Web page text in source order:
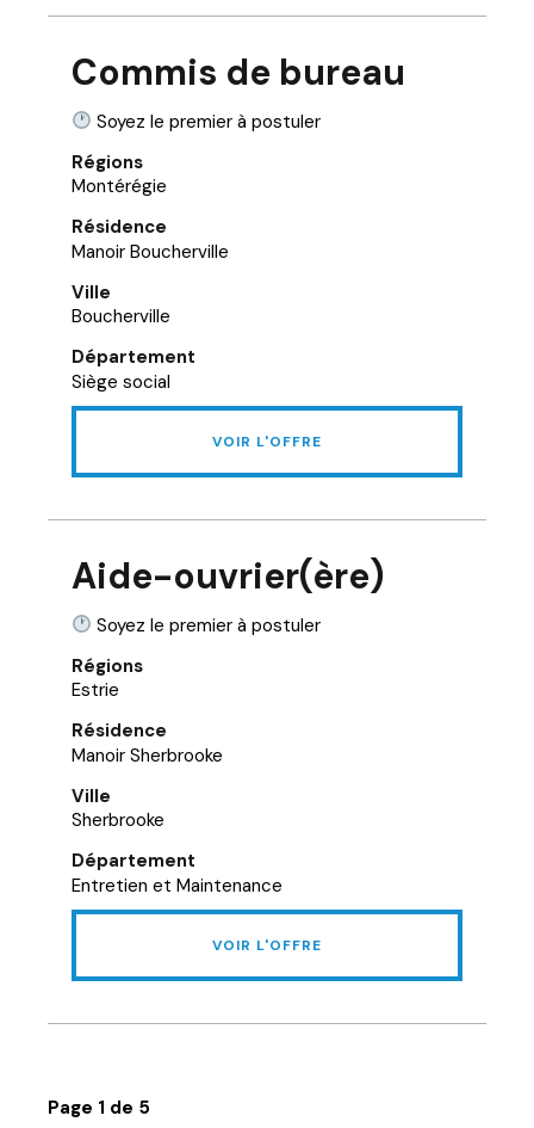
Commis de bureau
Soyez le premier à postuler
Régions
Montérégie
Résidence
Manoir Boucherville
Ville
Boucherville
Département
Siège social
VOIR L'OFFRE
Aide-ouvrier(ère)
Soyez le premier à postuler
Régions
Estrie
Résidence
Manoir Sherbrooke
Ville
Sherbrooke
Département
Entretien et Maintenance
VOIR L'OFFRE
Page 1 de 5